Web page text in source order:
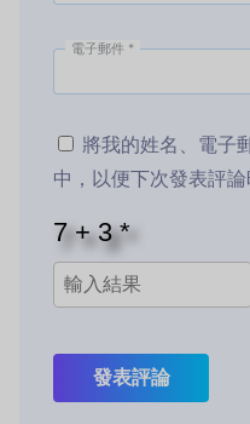
電子郵件 *
將我的姓名、電子
中，以便下次發表評
發表評論